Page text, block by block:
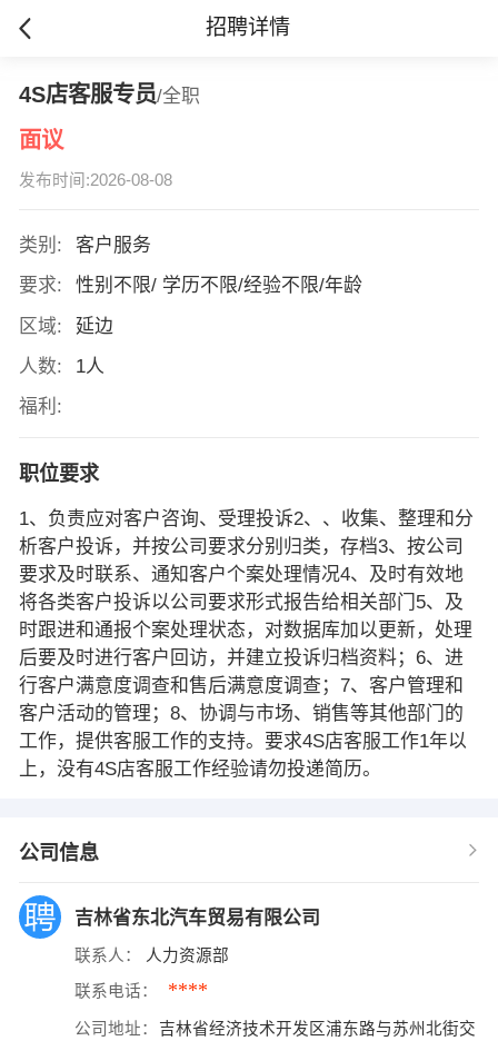
招聘详情
4S店客服专员/全职
面议
发布时间:2026-08-08
类别:
客户服务
要求:
性别不限/ 学历不限/经验不限/年龄
区域:
延边
人数:
1人
福利:
职位要求
1、负责应对客户咨询、受理投诉2、、收集、整理和分
析客户投诉，并按公司要求分别归类，存档3、按公司
要求及时联系、通知客户个案处理情况4、及时有效地
将各类客户投诉以公司要求形式报告给相关部门5、及
时跟进和通报个案处理状态，对数据库加以更新，处理
后要及时进行客户回访，并建立投诉归档资料；6、进
行客户满意度调查和售后满意度调查；7、客户管理和
客户活动的管理；8、协调与市场、销售等其他部门的
工作，提供客服工作的支持。要求4S店客服工作1年以
上，没有4S店客服工作经验请勿投递简历。
公司信息
吉林省东北汽车贸易有限公司
联系人： 人力资源部
联系电话： ****
公司地址：
吉林省经济技术开发区浦东路与苏州北街交